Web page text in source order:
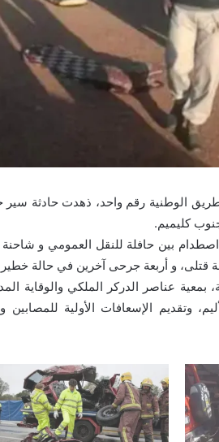
الوطنية رقم واحد، ذهدت حادثة سير
اصطدام بين حافلة للنقل العمومي و
قتلى، و أربعة جرحى آخرين في حالة
بمعية عناصر الدركر الملكي والوقاية
وتقديم الإسعافات الأولية